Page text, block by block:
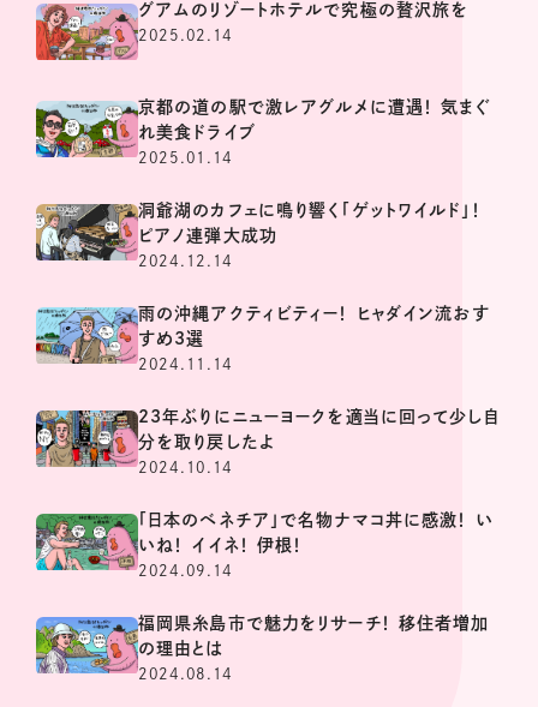
グアムのリゾートホテルで究極の贅沢旅を
2025.02.14
京都の道の駅で激レアグルメに遭遇！ 気まぐ
れ美食ドライブ
2025.01.14
洞爺湖のカフェに鳴り響く「ゲットワイルド」！
ピアノ連弾大成功
2024.12.14
雨の沖縄アクティビティー！ ヒャダイン流おす
すめ3選
2024.11.14
23年ぶりにニューヨークを適当に回って少し自
分を取り戻したよ
2024.10.14
「日本のベネチア」で名物ナマコ丼に感激！ い
いね！ イイネ！ 伊根！
2024.09.14
福岡県糸島市で魅力をリサーチ！ 移住者増加
の理由とは
2024.08.14